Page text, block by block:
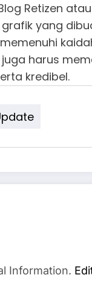
Retizen
yang
juga harus
kredibel.
Information.